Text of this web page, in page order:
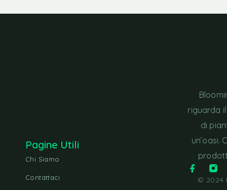
Pagine Utili
Chi Siamo
Contattaci
riguarda
di
un’oasi.
© 2024